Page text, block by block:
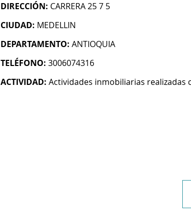
DIRECCIÓN: CARRERA 25 7 5
CIUDAD: MEDELLIN
DEPARTAMENTO: ANTIOQUIA
TELÉFONO: 3006074316
ACTIVIDAD: Actividades inmobiliarias